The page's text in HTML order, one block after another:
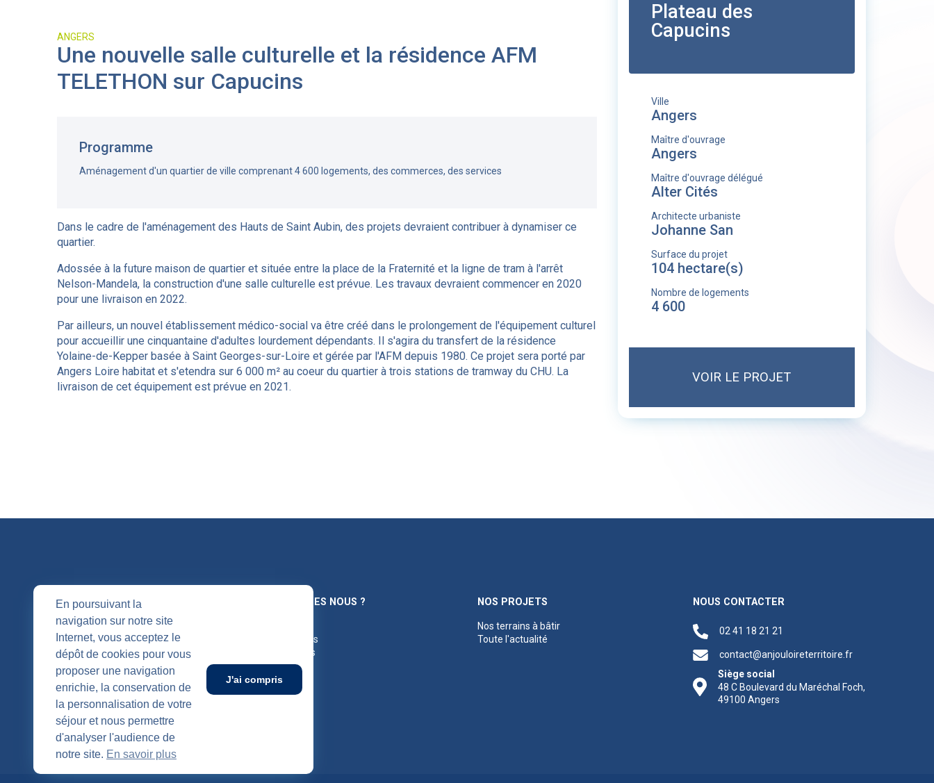
En poursuivant la
navigation sur notre site
Internet, vous acceptez le
dépôt de cookies pour vous
proposer une navigation
enrichie, la conservation de
la personnalisation de votre
séjour et nous permettre
d'analyser l'audience de
notre site. En savoir plus
J'ai compris
ANGERS
Une nouvelle salle culturelle et la résidence AFM
TELETHON sur Capucins
Programme
Aménagement d'un quartier de ville comprenant 4 600 logements, des commerces, des services
Dans le cadre de l'aménagement des Hauts de Saint Aubin, des projets devraient contribuer à dynamiser ce
quartier.
Adossée à la future maison de quartier et située entre la place de la Fraternité et la ligne de tram à l'arrêt
Nelson-Mandela, la construction d'une salle culturelle est prévue. Les travaux devraient commencer en 2020
pour une livraison en 2022.
Par ailleurs, un nouvel établissement médico-social va être créé dans le prolongement de l'équipement culturel
pour accueillir une cinquantaine d'adultes lourdement dépendants. Il s'agira du transfert de la résidence
Yolaine-de-Kepper basée à Saint Georges-sur-Loire et gérée par l'AFM depuis 1980. Ce projet sera porté par
Angers Loire habitat et s'etendra sur 6 000 m² au coeur du quartier à trois stations de tramway du CHU. La
livraison de cet équipement est prévue en 2021.
Plateau des
Capucins
Ville
Angers
Maître d'ouvrage
Angers
Maître d'ouvrage délégué
Alter Cités
Architecte urbaniste
Johanne San
Surface du projet
104 hectare(s)
Nombre de logements
4 600
VOIR LE PROJET
SUIVEZ-NOUS
QUI SOMMES NOUS ?
Nos agences
Publications
NOS PROJETS
Nos terrains à bâtir
Toute l'actualité
NOUS CONTACTER
02 41 18 21 21
contact@anjouloireterritoire.fr
Siège social
48 C Boulevard du Maréchal Foch,
49100 Angers